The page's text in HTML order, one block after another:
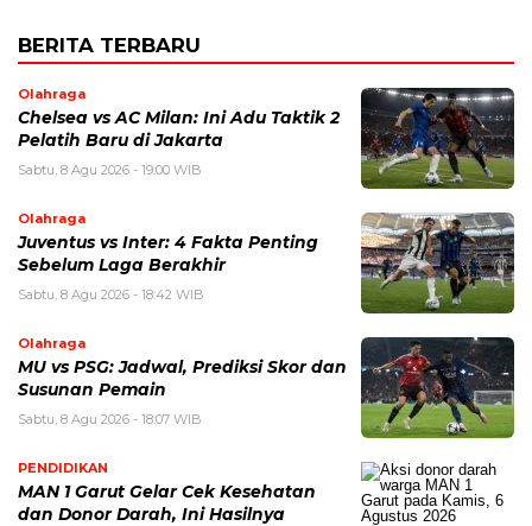
BERITA TERBARU
Olahraga
Chelsea vs AC Milan: Ini Adu Taktik 2
Pelatih Baru di Jakarta
Sabtu, 8 Agu 2026 - 19:00 WIB
Olahraga
Juventus vs Inter: 4 Fakta Penting
Sebelum Laga Berakhir
Sabtu, 8 Agu 2026 - 18:42 WIB
Olahraga
MU vs PSG: Jadwal, Prediksi Skor dan
Susunan Pemain
Sabtu, 8 Agu 2026 - 18:07 WIB
PENDIDIKAN
MAN 1 Garut Gelar Cek Kesehatan
dan Donor Darah, Ini Hasilnya